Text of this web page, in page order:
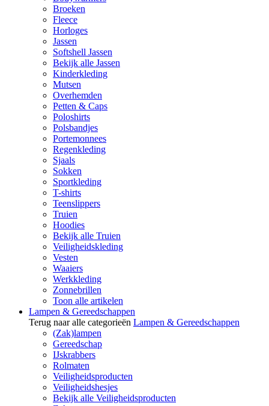
Broeken
Fleece
Horloges
Jassen
Softshell Jassen
Bekijk alle Jassen
Kinderkleding
Mutsen
Overhemden
Petten & Caps
Poloshirts
Polsbandjes
Portemonnees
Regenkleding
Sjaals
Sokken
Sportkleding
T-shirts
Teenslippers
Truien
Hoodies
Bekijk alle Truien
Veiligheidskleding
Vesten
Waaiers
Werkkleding
Zonnebrillen
Toon alle artikelen
Lampen & Gereedschappen
Terug naar alle categorieën Lampen & Gereedschappen
(Zak)lampen
Gereedschap
IJskrabbers
Rolmaten
Veiligheidsproducten
Veiligheidshesjes
Bekijk alle Veiligheidsproducten